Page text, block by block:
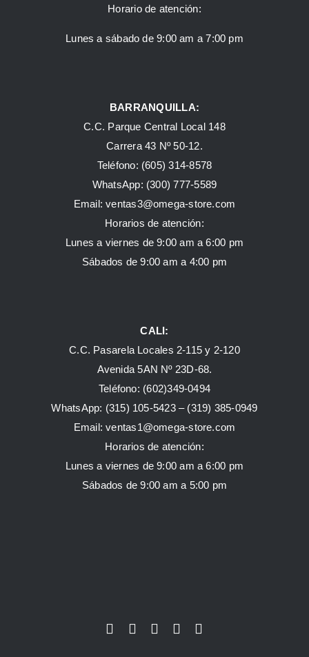
Horario de atención:
Lunes a sábado de 9:00 am a 7:00 pm
BARRANQUILLA:
C.C. Parque Central Local 148
Carrera 43 Nº 50-12.
Teléfono: (605) 314-8578
WhatsApp: (300) 777-5589
Email: ventas3@omega-store.com
Horarios de atención:
Lunes a viernes de 9:00 am a 6:00 pm
Sábados de 9:00 am a 4:00 pm
CALI:
C.C. Pasarela Locales 2-115 y 2-120
Avenida 5AN Nº 23D-68.
Teléfono: (602)349-0494
WhatsApp: (315) 105-5423 – (319) 385-0949
Email:ventas1@omega-store.com
Horarios de atención:
Lunes a viernes de 9:00 am a 6:00 pm
Sábados de 9:00 am a 5:00 pm